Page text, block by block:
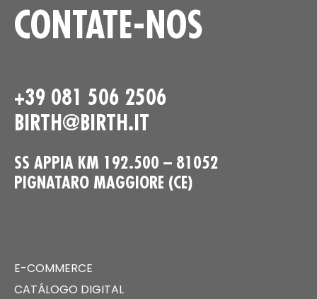
CONTATE-NOS
+39 081 506 2506
BIRTH@BIRTH.IT
SS APPIA KM 192.500 – 81052
PIGNATARO MAGGIORE (CE)
E-COMMERCE
CATÁLOGO DIGITAL